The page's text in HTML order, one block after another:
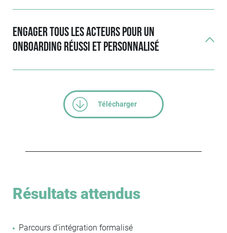
Engager tous les acteurs pour un
onboarding réussi et personnalisé
Télécharger
Résultats attendus
Parcours d’intégration formalisé